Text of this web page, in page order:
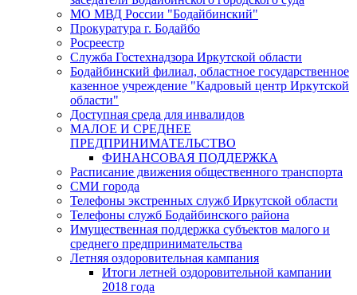
МО МВД России "Бодайбинский"
Прокуратура г. Бодайбо
Росреестр
Служба Гостехнадзора Иркутской области
Бодайбинский филиал, областное государственное
казенное учреждение "Кадровый центр Иркутской
области"
Доступная среда для инвалидов
МАЛОЕ И СРЕДНЕЕ
ПРЕДПРИНИМАТЕЛЬСТВО
ФИНАНСОВАЯ ПОДДЕРЖКА
Расписание движения общественного транспорта
СМИ города
Телефоны экстренных служб Иркутской области
Телефоны служб Бодайбинского района
Имущественная поддержка субъектов малого и
среднего предпринимательства
Летняя оздоровительная кампания
Итоги летней оздоровительной кампании
2018 года